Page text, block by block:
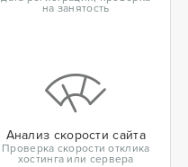
на занятость
Анализ скорости сайта
Проверка скорости отклика
хостинга или сервера